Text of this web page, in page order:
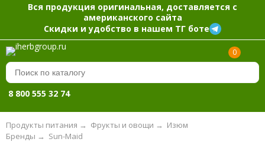
Вся продукция оригинальная, доставляется с
американского сайта
Скидки и удобство в нашем ТГ боте
0
8 800 555 32 74
Продукты питания → Фрукты и овощи → Изюм
Sun-Maid
Бренды →